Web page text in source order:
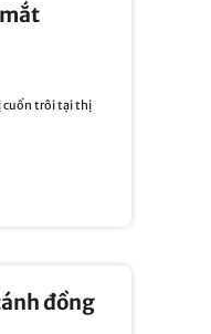
cuốn trôi tại thị
đồng